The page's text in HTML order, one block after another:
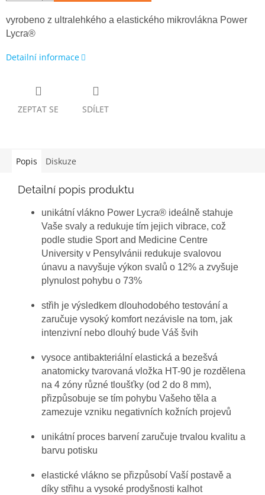
vyrobeno z ultralehkého a elastického mikrovlákna Power
Lycra®
Detailní informace
ZEPTAT SE SDÍLET
Popis Diskuze
Detailní popis produktu
unikátní vlákno Power Lycra® ideálně stahuje
Vaše svaly a redukuje tím jejich vibrace, což
podle studie Sport and Medicine Centre
University v Pensylvánii redukuje svalovou
únavu a navyšuje výkon svalů o 12% a zvyšuje
plynulost pohybu o 73%
střih je výsledkem dlouhodobého testování a
zaručuje vysoký komfort nezávisle na tom, jak
intenzivní nebo dlouhý bude Váš švih
vysoce antibakteriální elastická a bezešvá
anatomicky tvarovaná vložka HT-90 je rozdělena
na 4 zóny různé tloušťky (od 2 do 8 mm),
přizpůsobuje se tím pohybu Vašeho těla a
zamezuje vzniku negativních kožních projevů
unikátní proces barvení zaručuje trvalou kvalitu a
barvu potisku
elastické vlákno se přizpůsobí Vaší postavě a
díky střihu a vysoké prodyšnosti kalhot